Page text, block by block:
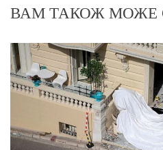
ВАМ ТАКОЖ МОЖЕ